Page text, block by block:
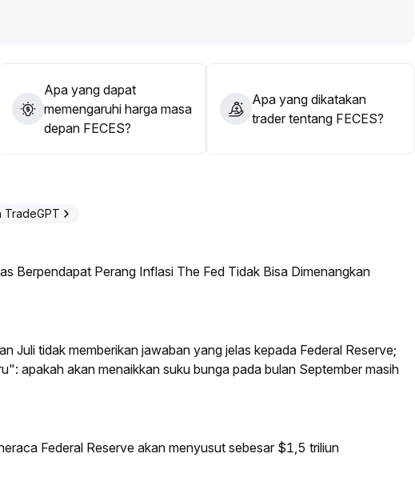
sentimen saat ini dapat dianggap sebagai sinyal awal, dan
konfirmasi dari fundamental dan analisis teknikal
Apa yang dapat
memengaruhi harga masa
depan FECES?
Apa yang dikatakan
trader tentang FECES?
TradeGPT
Berpendapat Perang Inflasi The Fed Tidak Bisa Dimenangkan
Juli tidak memberikan jawaban yang jelas kepada Federal Reserve;
apakah akan menaikkan suku bunga pada bulan September masih
Federal Reserve akan menyusut sebesar $1,5 triliun